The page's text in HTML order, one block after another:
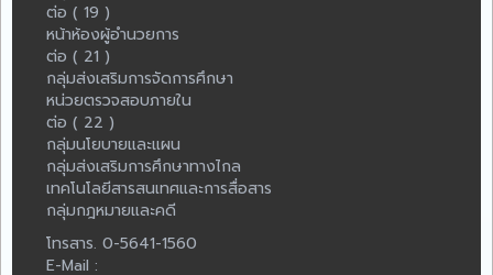
ต่อ ( 19 )
หน้าห้องผู้อำนวยการ
ต่อ ( 21 )
กลุ่มส่งเสริมการจัดการศึกษา
หน่วยตรวจสอบภายใน
ต่อ ( 22 )
กลุ่มนโยบายและแผน
กลุ่มส่งเสริมการศึกษาทางไกล
เทคโนโลยีสารสนเทศและการสื่อสาร
กลุ่มกฎหมายและคดี
โทรสาร. 0-5641-1560
E-Mail :